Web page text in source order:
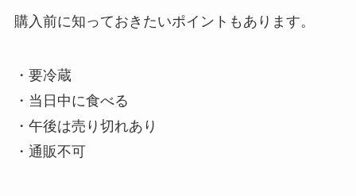
購入前に知っておきたいポイントもあります。
・要冷蔵
・当日中に食べる
・午後は売り切れあり
・通販不可